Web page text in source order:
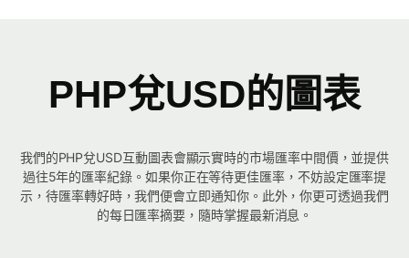
PHP兌USD的圖表
我們的PHP兌USD互動圖表會顯示實時的市場匯率中間價，並提供
過往5年的匯率紀錄。如果你正在等待更佳匯率，不妨設定匯率提
示，待匯率轉好時，我們便會立即通知你。此外，你更可透過我們
的每日匯率摘要，隨時掌握最新消息。